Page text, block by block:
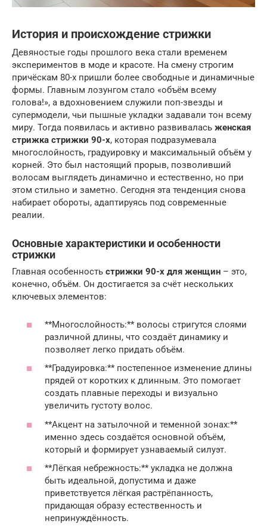
История и происхождение стрижки
Девяностые годы прошлого века стали временем
экспериментов в моде и красоте. На смену строгим
причёскам 80-х пришли более свободные и динамичные
формы. Главным лозунгом стало «объём всему
голова!», а вдохновением служили поп-звезды и
супермодели, чьи пышные укладки задавали тон всему
миру. Тогда появилась и активно развивалась женская
стрижка стрижки 90-х, которая подразумевала
многослойность, градуировку и максимальный объём у
корней. Это был настоящий прорыв, позволивший
волосам выглядеть динамично и естественно, но при
этом стильно и заметно. Сегодня эта тенденция снова
набирает обороты, адаптируясь под современные
реалии.
Основные характеристики и особенности
стрижки
Главная особенность стрижки 90-х для женщин – это,
конечно, объём. Он достигается за счёт нескольких
ключевых элементов:
**Многослойность:** волосы стригутся слоями
различной длины, что создаёт динамику и
позволяет легко придать объём.
**Градуировка:** постепенное изменение длины
прядей от коротких к длинным. Это помогает
создать плавные переходы и визуально
увеличить густоту волос.
**Акцент на затылочной и теменной зонах:**
именно здесь создаётся основной объём,
который и формирует узнаваемый силуэт.
**Лёгкая небрежность:** укладка не должна
быть идеальной, допустима и даже
приветствуется лёгкая растрёпанность,
придающая образу естественность и
непринуждённость.